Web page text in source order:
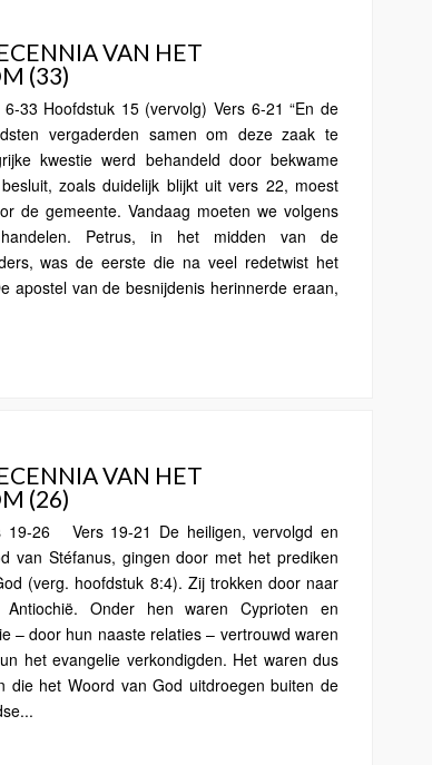
VAN HET
(33)
33 Hoofdstuk 15 (vervolg) Vers 6-21 “En de
vergaderden samen om deze zaak te
kwestie werd behandeld door bekwame
zoals duidelijk blijkt uit vers 22, moest
de gemeente. Vandaag moeten we volgens
handelen. Petrus, in het midden van de
was de eerste die na veel redetwist het
apostel van de besnijdenis herinnerde eraan,
VAN HET
(26)
19-26 Vers 19-21 De heiligen, vervolgd en
van Stéfanus, gingen door met het prediken
(verg. hoofdstuk 8:4). Zij trokken door naar
Onder hen waren Cyprioten en
– door hun naaste relaties – vertrouwd waren
het evangelie verkondigden. Het waren dus
die het Woord van God uitdroegen buiten de